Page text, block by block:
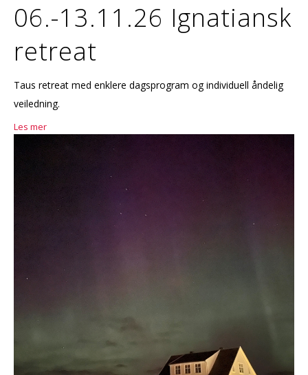
06.-13.11.26 Ignatiansk
retreat
Taus retreat med enklere dagsprogram og individuell åndelig
veiledning.
Les mer